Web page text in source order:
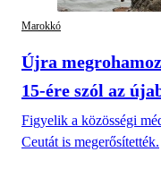
Marokkó
Újra
15-ére szól az
Figyelik a közösségi
Ceutát is megerősítették.